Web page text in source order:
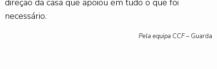
direção da casa que apoiou em tudo o que foi
necessário.
Pela equipa CCF – Guarda